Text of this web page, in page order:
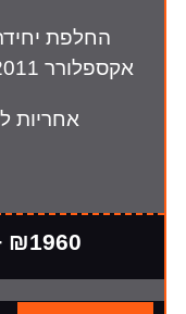
אקספלורר 2011 (ללא התקנה)
אחריות
₪1960 + מע"מ